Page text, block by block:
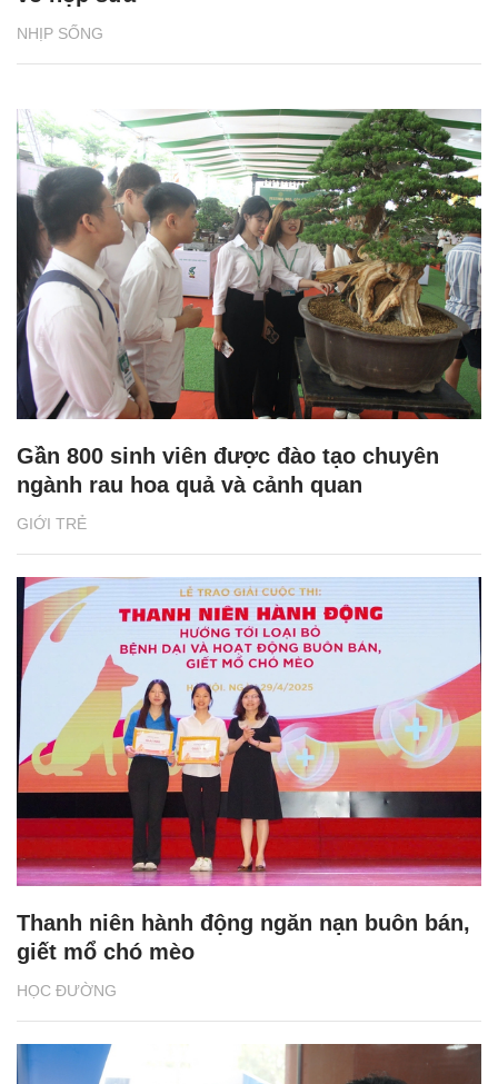
NHỊP SỐNG
GIỚI TRẺ
Gần 800 sinh viên được đào tạo chuyên
ngành rau hoa quả và cảnh quan
HỌC ĐƯỜNG
Thanh niên hành động ngăn nạn buôn bán,
giết mổ chó mèo